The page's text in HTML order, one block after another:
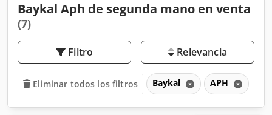
Baykal Aph de segunda mano en venta
(7)
Filtro Relevancia
Eliminar todos los filtros Baykal APH